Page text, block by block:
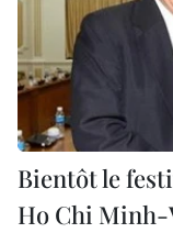
Bientôt le
Ho Chi